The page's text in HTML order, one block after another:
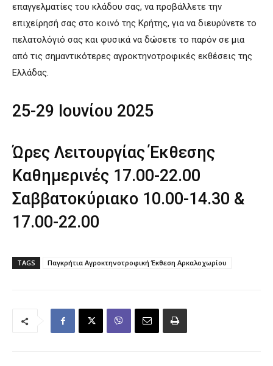
επαγγελματίες του κλάδου σας, να προβάλλετε την
επιχείρησή σας στο κοινό της Κρήτης, για να διευρύνετε το
πελατολόγιό σας και φυσικά να δώσετε το παρόν σε μια
από τις σημαντικότερες αγροκτηνοτροφικές εκθέσεις της
Ελλάδας.
25-29 Ιουνίου 2025
Ώρες Λειτουργίας Έκθεσης
Καθημερινές 17.00-22.00
Σαββατοκύριακο 10.00-14.30 &
17.00-22.00
TAGS Παγκρήτια Αγροκτηνοτροφική Έκθεση Αρκαλοχωρίου